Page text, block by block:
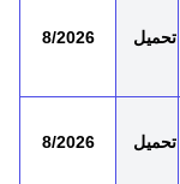
تحميل 8/2026
تحميل 8/2026